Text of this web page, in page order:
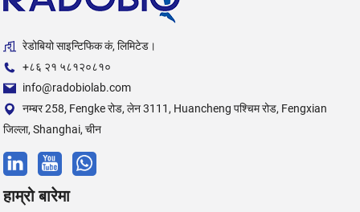
रेडोबियो साइन्टिफिक कं, लिमिटेड।
+८६ २१ ५८१२०८१०
info@radobiolab.com
नम्बर 258, Fengke रोड, लेन 3111, Huancheng पश्चिम रोड, Fengxian
जिल्ला, Shanghai, चीन
हाम्रो बारेमा